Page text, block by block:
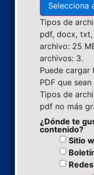
Selecciona
Tipos de
pdf, docx, txt,
archivo: 25
archivos: 3.
Puede cargar
PDF que
Tipos de
pdf no más
¿Dónde te
contenido?
Sitio